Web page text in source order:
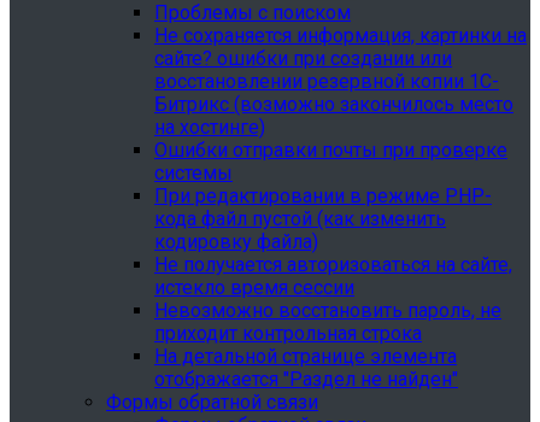
Проблемы с поиском
Не сохраняется информация, картинки на
сайте? ошибки при создании или
восстановлении резервной копии 1С-
Битрикс (возможно закончилось место
на хостинге)
Ошибки отправки почты при проверке
системы
При редактировании в режиме PHP-
кода файл пустой (как изменить
кодировку файла)
Не получается авторизоваться на сайте,
истекло время сессии
Невозможно восстановить пароль, не
приходит контрольная строка
На детальной странице элемента
отображается "Раздел не найден"
Формы обратной связи